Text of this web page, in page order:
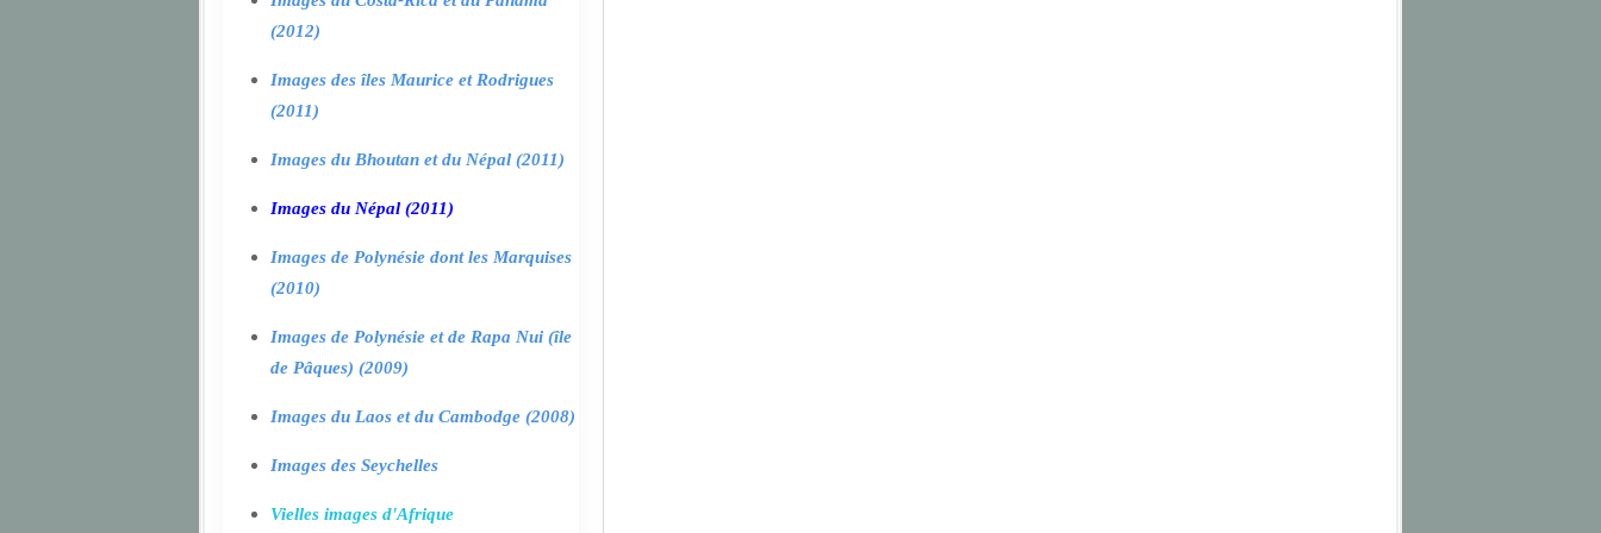
(2012)
Images des îles Maurice et Rodrigues
(2011)
Images du Bhoutan et du Népal (2011)
Images du Népal (2011)
Images de Polynésie dont les Marquises
(2010)
Images de Polynésie et de Rapa Nui (île
de Pâques) (2009)
Images du Laos et du Cambodge (2008)
Images des Seychelles
Vielles images d'Afrique